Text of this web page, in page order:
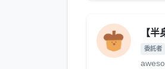
【
委託者